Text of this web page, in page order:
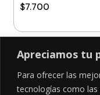
Apreciamos tu
Para ofrecer las
tecnologías como
$7.700